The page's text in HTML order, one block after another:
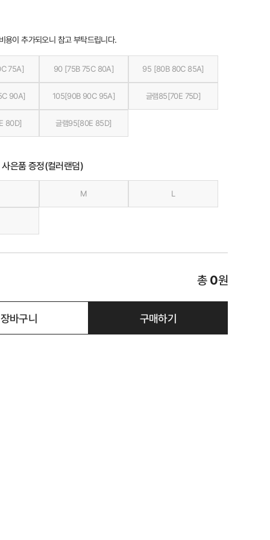
용이 추가되오니 참고 부탁드립니다.
75A] 90 [75B 75C 80A] 95 [80B 80C 85A]
90A] 105[90B 90C 95A] 글램85[70E 75D]
80D] 글램95[80E 85D]
은품 증정(컬러랜덤)
M L
총 0원
장바구니 구매하기